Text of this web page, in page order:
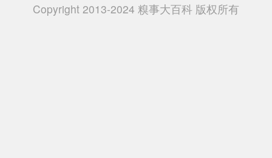
Copyright 2013-2024 糗事大百科 版权所有